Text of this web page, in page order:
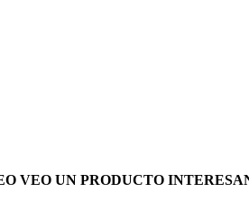
VEO UN PRODUCTO